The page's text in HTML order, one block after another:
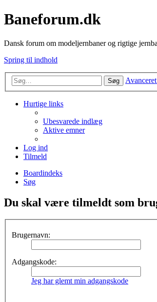
Baneforum.dk
Dansk forum om modeljernbaner og rigtige
Spring til indhold
Søg
Hurtige links
Ubesvarede indlæg
Aktive emner
Log ind
Tilmeld
Boardindeks
Søg
Du skal være tilmeldt som
Brugernavn:
Adgangskode:
Jeg har glemt min adgangskode